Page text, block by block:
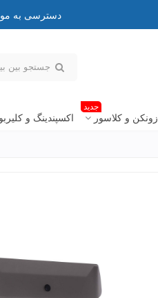
دسترسی به
زونکن و کلاسور
جدید
اکسپندینگ و